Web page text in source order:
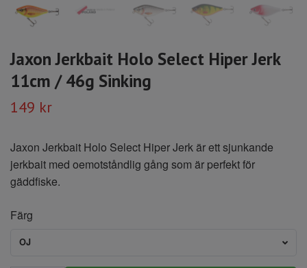
Jaxon Jerkbait Holo Select Hiper Jerk
11cm / 46g Sinking
149 kr
Jaxon Jerkbait Holo Select Hiper Jerk är ett sjunkande
jerkbait med oemotståndlig gång som är perfekt för
gäddfiske.
Färg
OJ